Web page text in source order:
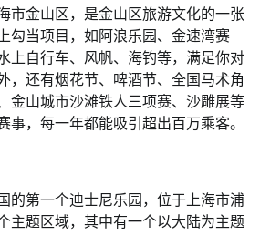
市金山区，是金山区旅游文化的一张
勾当项目，如阿浪乐园、金速湾赛
上自行车、风帆、海钓等，满足你对
，还有烟花节、啤酒节、全国马术角
金山城市沙滩铁人三项赛、沙雕展等
事，每一年都能吸引超出百万乘客。
的第一个迪士尼乐园，位于上海市浦
主题区域，其中有一个以大陆为主题